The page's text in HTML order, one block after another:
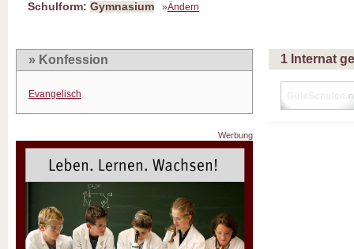
Schulform: Gymnasium »Ändern
» Konfession
Evangelisch
Werbung
1 Internat